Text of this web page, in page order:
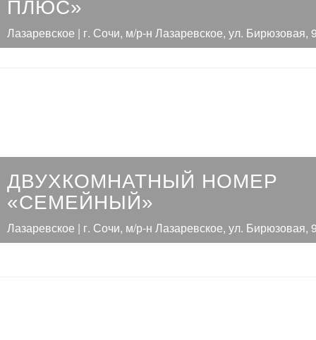
ПЛЮС»
Лазаревское | г. Сочи, м/р-н Лазаревское, ул. Бирюзовая,
ДВУХКОМНАТНЫЙ НОМЕР
«СЕМЕЙНЫЙ»
Лазаревское | г. Сочи, м/р-н Лазаревское, ул. Бирюзовая,